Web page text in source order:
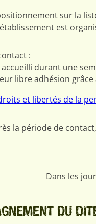
sur la
est
:
durant une
libre adhésion
et libertés de la
la période de
Dans les
DU